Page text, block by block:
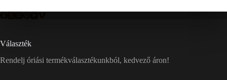
Választék
Rendelj óriási termékválasztékunkból, kedvező áron!